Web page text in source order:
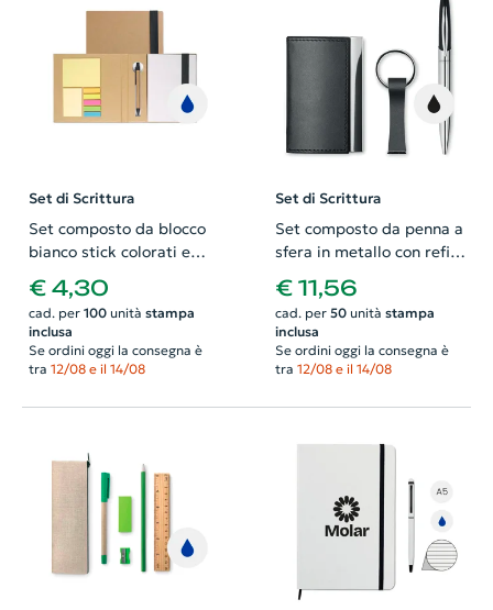
Set di Scrittura
Set composto da blocco
bianco stick colorati e
penna in carta riciclata
con refill blu
€ 4,30
cad. per 100unità stampa
inclusa
Se ordini oggi la consegna è
tra 12/08 e il 14/08
Set di Scrittura
Set composto da penna a
sfera in metallo con refill
nero e meccanismo a
rotazione e porta biglietti
da visita e portachiavi in
PU e lega di zinco in
scatola regalo
€ 11,56
cad. per 50unità stampa
inclusa
Se ordini oggi la consegna è
tra 12/08 e il 14/08